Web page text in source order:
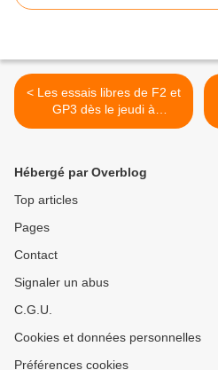
< Les essais libres de F2 et
GP3 dès le jeudi à
Silverstone
Hébergé par Overblog
Top articles
Pages
Contact
Signaler un abus
C.G.U.
Cookies et données personnelles
Préférences cookies